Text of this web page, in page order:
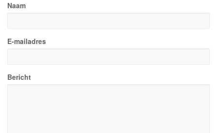
Naam
E-mailadres
Bericht